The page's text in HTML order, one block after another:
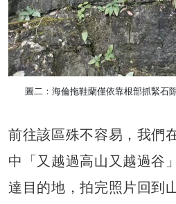
圖二：海倫拖鞋蘭僅依靠根部抓緊石
前往該區殊不容易，我們
中「又越過高山又越過谷
達目的地，拍完照片回到